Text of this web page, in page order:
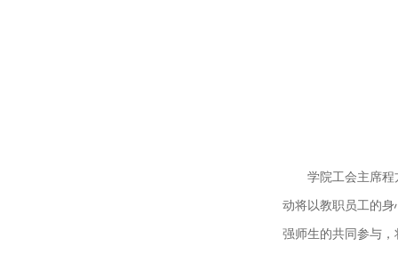
学院工会主席
动将以教职员工的
强师生的共同参与